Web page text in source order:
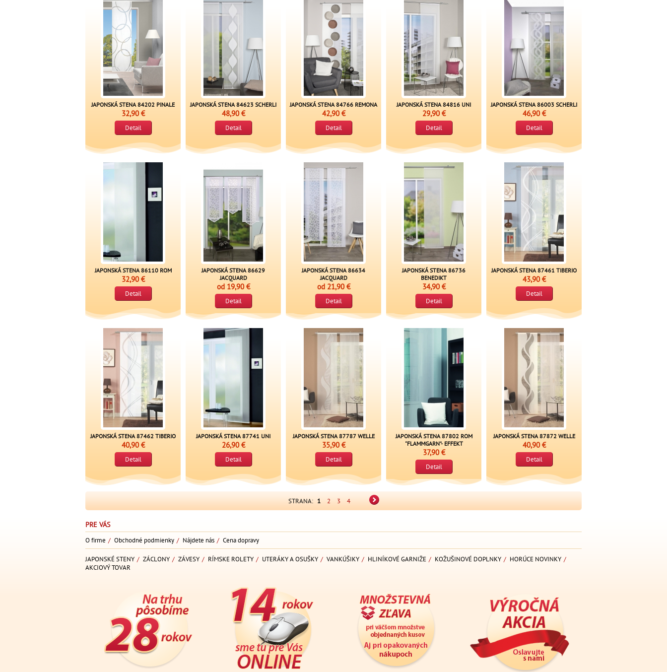
JAPONSKÁ STENA 84202 PINALE
32,90 €
Detail
JAPONSKÁ STENA 84623 SCHERLI
48,90 €
Detail
JAPONSKÁ STENA 84766 REMONA
42,90 €
Detail
JAPONSKÁ STENA 84816 UNI
29,90 €
Detail
JAPONSKÁ STENA 86003 SCHERLI
46,90 €
Detail
JAPONSKÁ STENA 86110 ROM
32,90 €
Detail
JAPONSKÁ STENA 86629
JACQUARD
od 19,90 €
Detail
JAPONSKÁ STENA 86634
JACQUARD
od 21,90 €
Detail
JAPONSKÁ STENA 86736
BENEDIKT
34,90 €
Detail
JAPONSKÁ STENA 87461 TIBERIO
43,90 €
Detail
JAPONSKÁ STENA 87462 TIBERIO
40,90 €
Detail
JAPONSKÁ STENA 87741 UNI
26,90 €
Detail
JAPONSKÁ STENA 87787 WELLE
35,90 €
Detail
JAPONSKÁ STENA 87802 ROM
"FLAMMGARN“- EFFEKT
37,90 €
Detail
JAPONSKÁ STENA 87872 WELLE
40,90 €
Detail
STRANA: 1 2 3 4
PRE VÁS
O firme / Obchodné podmienky / Nájdete nás / Cena dopravy
JAPONSKÉ STENY / ZÁCLONY / ZÁVESY / RÍMSKE ROLETY / UTERÁKY A OSUŠKY / VANKÚŠIKY / HLINÍKOVÉ GARNIŽE / KOŽUŠINOVÉ DOPLNKY / HORÚCE NOVINKY /
AKCIOVÝ TOVAR